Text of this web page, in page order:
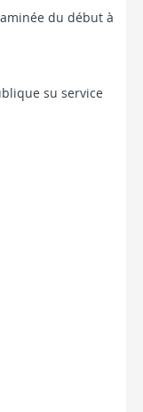
du début à
su service